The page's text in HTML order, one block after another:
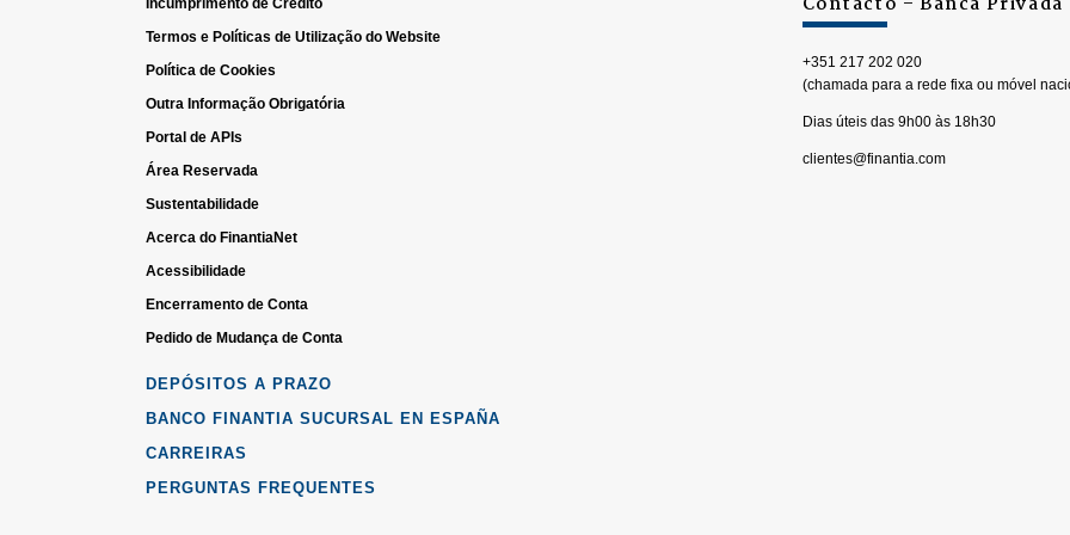
Incumprimento de Crédito
Termos e Políticas de Utilização do Website
Política de Cookies
Outra Informação Obrigatória
Portal de APIs
Área Reservada
Sustentabilidade
Acerca do FinantiaNet
Acessibilidade
Encerramento de Conta
Pedido de Mudança de Conta
DEPÓSITOS A PRAZO
BANCO FINANTIA SUCURSAL EN ESPAÑA
CARREIRAS
PERGUNTAS FREQUENTES
+351 217 202 020
(chamada para a rede fixa ou móvel
Dias úteis das 9h00 às 18h30
clientes@finantia.com